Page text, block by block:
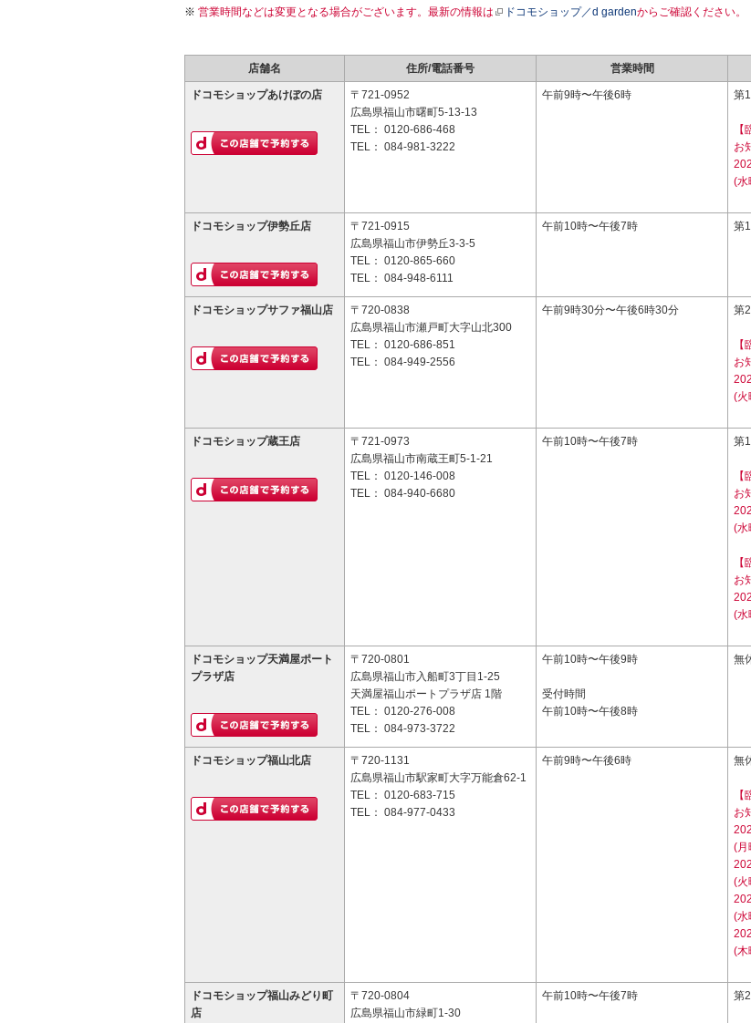
営業時間などは変更となる場合がございます。最新の情報は ドコモショップ／d gardenからご確認ください。
店舗名 住所/電話番号 営業時間
ドコモショップあけぼの店
〒721-0952
広島県福山市曙町5-13-13
TEL： 0120-686-468
TEL： 084-981-3222
午前9時〜午後6時 第
お
(水
ドコモショップ伊勢丘店
〒721-0915
広島県福山市伊勢丘3-3-5
TEL： 0120-865-660
TEL： 084-948-6111
午前10時〜午後7時 第
ドコモショップサファ福山店
〒720-0838
広島県福山市瀬戸町大字山北300
TEL： 0120-686-851
TEL： 084-949-2556
午前9時30分〜午後6時30分 第
お
(火
ドコモショップ蔵王店
〒721-0973
広島県福山市南蔵王町5-1-21
TEL： 0120-146-008
TEL： 084-940-6680
午前10時〜午後7時 第
お
(水
お
(水
ドコモショップ天満屋ポート
プラザ店
〒720-0801
広島県福山市入船町3丁目1-25
天満屋福山ポートプラザ店 1階
TEL： 0120-276-008
TEL： 084-973-3722
午前10時〜午後9時
受付時間
午前10時〜午後8時
無
ドコモショップ福山北店
〒720-1131
広島県福山市駅家町大字万能倉62-1
TEL： 0120-683-715
TEL： 084-977-0433
午前9時〜午後6時 無
お
(月
(火
(水
(木
ドコモショップ福山みどり町
店
〒720-0804
広島県福山市緑町1-30
午前10時〜午後7時 第